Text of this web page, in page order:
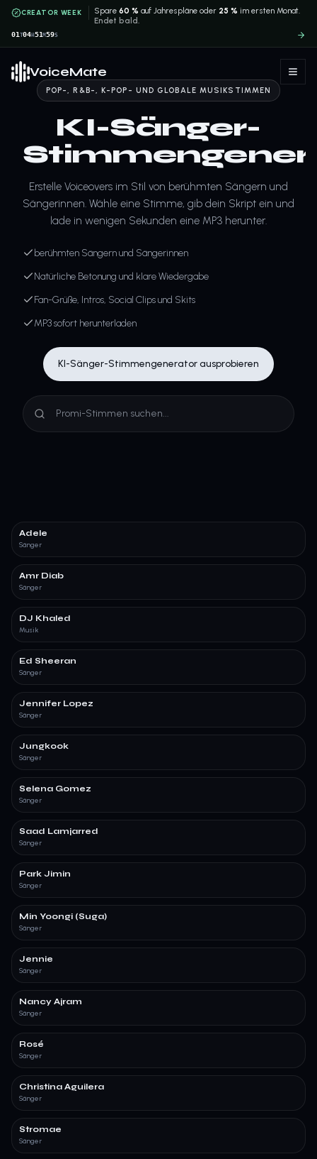
CREATOR WEEK Spare60 % auf Jahrespläne oder 25 % im ersten Monat.
Endet bald.
01T04H 51M58S
VoiceMate
POP-, R&B-, K-POP- UND GLOBALE MUSIKSTIMMEN
KI-Sänger-
Erstelle Voiceovers im Stil von berühmten Sängern und
Sängerinnen. Wähle eine Stimme, gib dein Skript ein und
lade in wenigen Sekunden eine MP3 herunter.
berühmten Sängern und Sängerinnen
Natürliche Betonung und klare Wiedergabe
Fan-Grüße, Intros, Social Clips und Skits
MP3 sofort herunterladen
KI-Sänger-Stimmengenerator ausprobieren
Adele
Sänger
Amr Diab
Sänger
DJ Khaled
Musik
Ed Sheeran
Sänger
Jennifer Lopez
Sänger
Jungkook
Sänger
Selena Gomez
Sänger
Saad Lamjarred
Sänger
Park Jimin
Sänger
Min Yoongi (Suga)
Sänger
Jennie
Sänger
Nancy Ajram
Sänger
Rosé
Sänger
Christina Aguilera
Sänger
Stromae
Sänger